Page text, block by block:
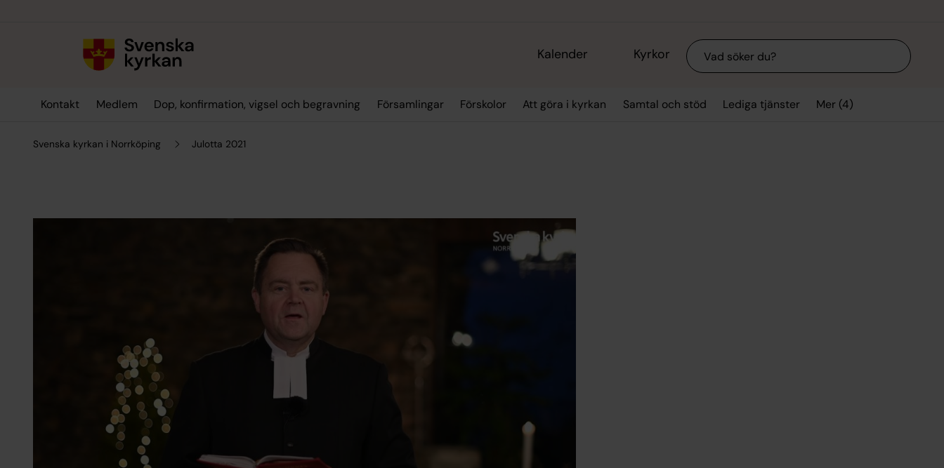
Kalender Kyrkor Sök
Kontakt Medlem Dop, konfirmation, vigsel och begravning Församlingar Förskolor Att göra i kyrkan Samtal och stöd Lediga tjänster Mer (4)
Svenska kyrkan i Norrköping Julotta 2021